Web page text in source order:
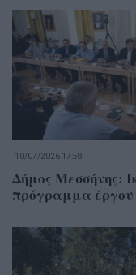
10/07/2026 17:58
Δήμος Μεσσήνης:
πρόγραμμα έργου